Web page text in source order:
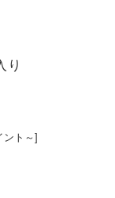
り
ント～]